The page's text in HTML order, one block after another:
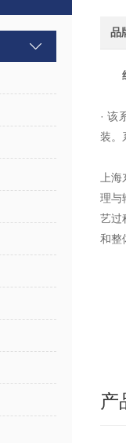
品
· 该
装。
上
理与
艺过
和整
产